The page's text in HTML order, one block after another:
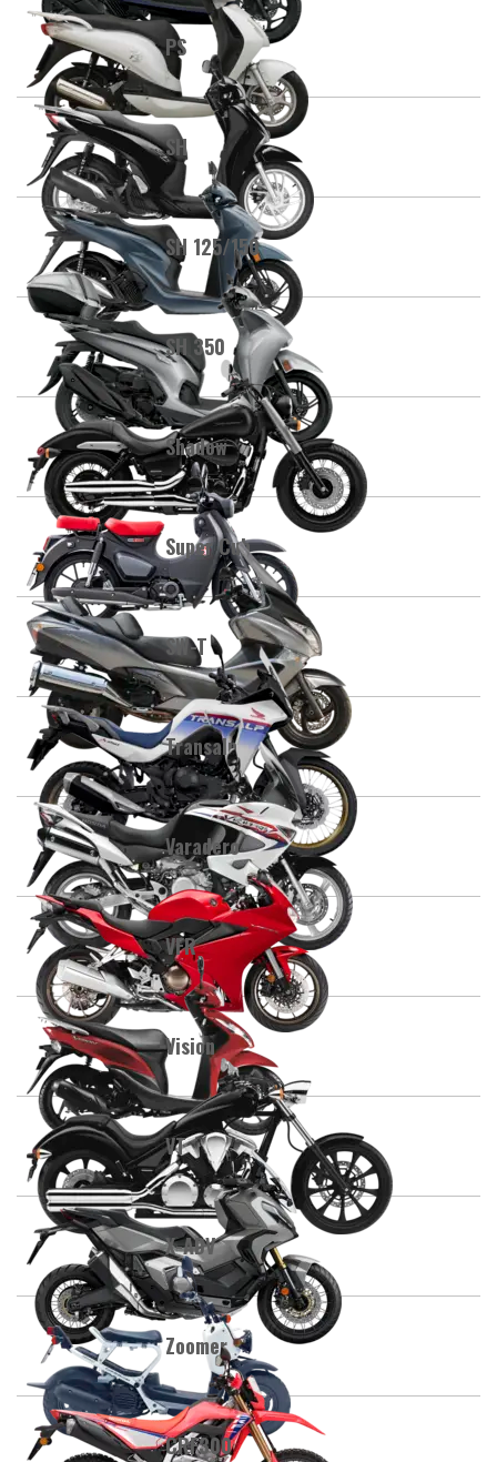
PS
SH
SH 125/150
SH 350
Shadow
Super Cub
SW-T
Transalp
Varadero
VFR
Vision
VT
X-ADV
Zoomer
CRF300